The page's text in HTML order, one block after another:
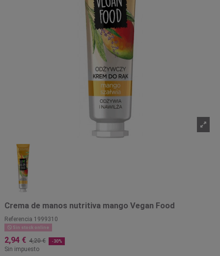
Crema de manos nutritiva mango Vegan Food
Referencia 1999310
Sin stock online
2,94 € 4,20 € -30%
Sin impuesto